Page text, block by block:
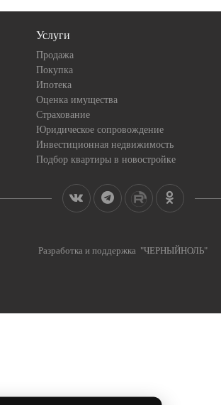
Услуги
Продажа
Покупка
Ипотека
Оценка имущества
Страхование
Юридическое сопровождение
Инвестиционная недвижимость
Подбор квартиры в новостройке
Разработка и поддержка "ЧЕРНЫЙНОЛЬ"